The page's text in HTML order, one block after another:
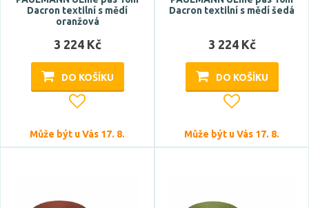
textil
Funkce
stmívání krokově vypínačem
moderní
Dacron textilní s mědí
oranžová
3 224 Kč
DO KOŠÍKU
Může být u Vás 17. 8.
Dacron textilní s mědí šedá
3 224 Kč
DO KOŠÍKU
Může být u Vás 17. 8.